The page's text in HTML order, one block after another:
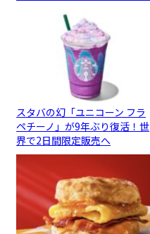
スタバの幻「ユニコーン フラ
ペチーノ」が9年ぶり復活！世
界で2日間限定販売へ